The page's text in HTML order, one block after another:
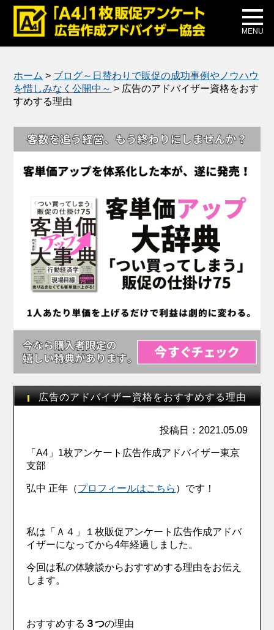
MENU
メディア掲載
公式ブログ
ホーム > ブログ～日替わりで販促の成功事例やノウハウ
を惜しみなく公開中～ > 広告のアドバイザー資格をおす
すめする理由
広告のアドバイザー資格をおすすめする理由
投稿日：2021.05.09
「A4」1枚アンケート広告作成アドバイザー東京
支部
弘中 正年（プロフィールはこちら ）です！
私は「Ａ４」１枚販促アンケート広告作成アドバ
イザーになってから4年経過しました。
今回は私の体験談からおすすめする理由をお伝え
します。
おすすめする ３つの理由